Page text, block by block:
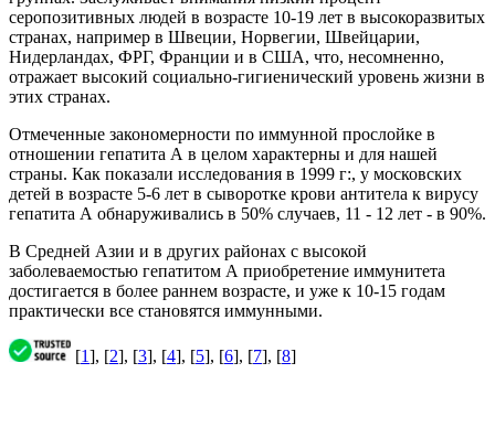
серопозитивных людей в возрасте 10-19 лет в высокоразвитых
странах, например в Швеции, Норвегии, Швейцарии,
Нидерландах, ФРГ, Франции и в США, что, несомненно,
отражает высокий социально-гигиенический уровень жизни в
этих странах.
Отмеченные закономерности по иммунной прослойке в
отношении гепатита А в целом характерны и для нашей
страны. Как показали исследования в 1999 г:, у московских
детей в возрасте 5-6 лет в сыворотке крови антитела к вирусу
гепатита А обнаруживались в 50% случаев, 11 - 12 лет - в 90%.
В Средней Азии и в других районах с высокой
заболеваемостью гепатитом А приобретение иммунитета
достигается в более раннем возрасте, и уже к 10-15 годам
практически все становятся иммунными.
[1], [2], [3], [4], [5], [6], [7], [8]